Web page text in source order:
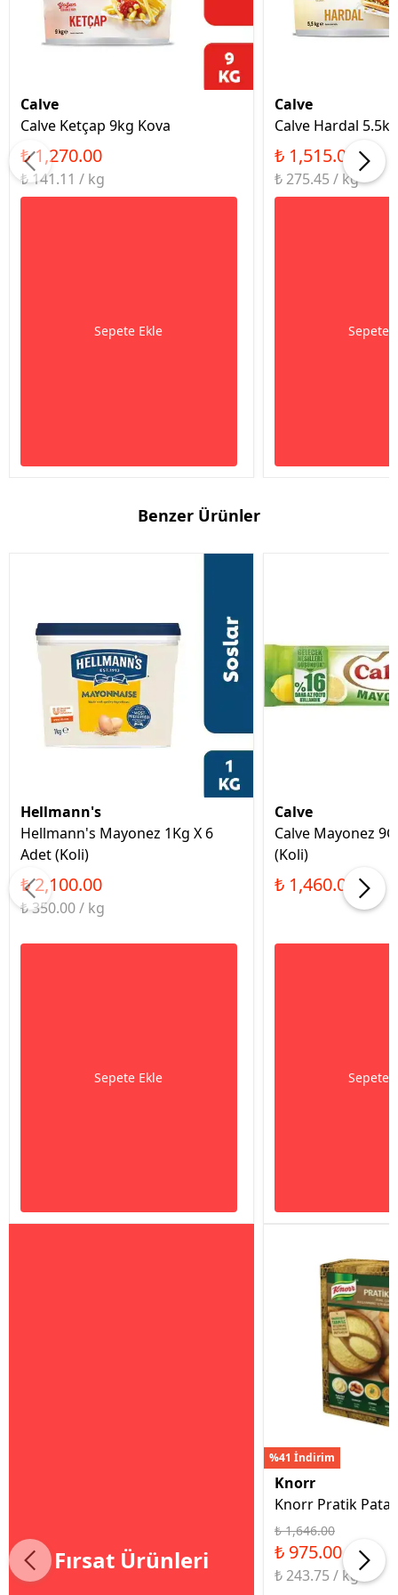
Calve
Calve Ketçap 9kg Kova
₺ 1,270.00
₺ 141.11 / kg
Sepete Ekle
Calve
Calve Hardal
₺ 1,515.00
₺ 275.45 / kg
Sepete
Benzer Ürünler
Hellmann's
Hellmann's Mayonez 1Kg X 6
Adet (Koli)
₺ 2,100.00
₺ 350.00 / kg
Sepete Ekle
Calve
Calve Mayonez
(Koli)
₺ 1,460.00
Sepete
Fırsat Ürünleri
%41 İndirim
Knorr
Knorr Pratik
₺ 1,646.00
₺ 975.00
₺ 243.75 / kg